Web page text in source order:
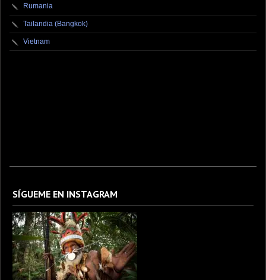
Rumania
Tailandia (Bangkok)
Vietnam
SÍGUEME EN INSTAGRAM